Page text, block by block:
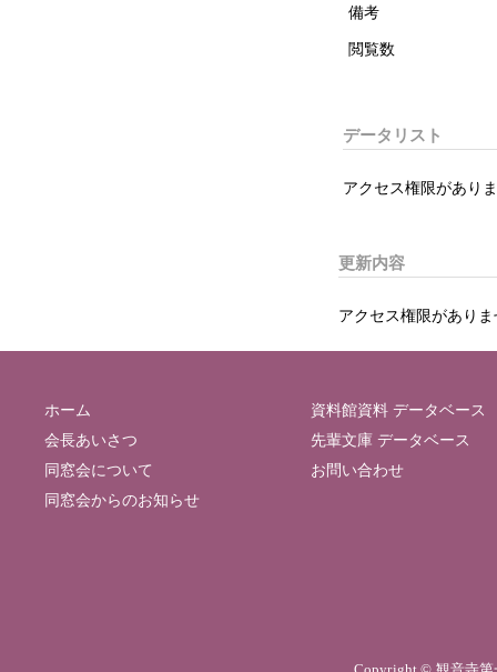
備考
閲覧数
データリスト
アクセス権限があり
更新内容
アクセス権限があり
ホーム
会長あいさつ
同窓会について
同窓会からのお知らせ
資料館資料 データベース
先輩文庫 データベース
お問い合わせ